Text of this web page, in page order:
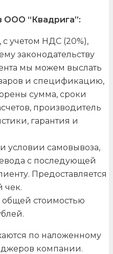
ООО “Квадрига”:
учетом НДС (20%),
законодательству
мы можем выслать
и спецификацию,
сумма, сроки
производитель
гарантия и
условии самовывоза,
с последующей
Предоставляется
чек.
стоимостью
по наложенному
компании.